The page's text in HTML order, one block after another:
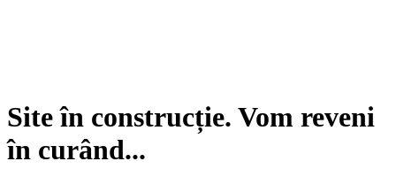
Site în construcție. Vom reveni
în curând...